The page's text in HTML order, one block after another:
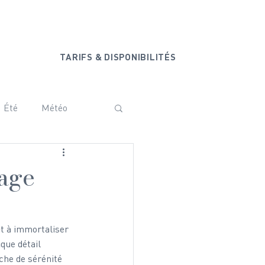
TARIFS & DISPONIBILITÉS
Été Météo
Vanoise
à immortaliser
détail
de sérénité